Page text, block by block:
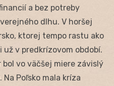
a bez potreby
dlhu. V horšej
ktorej tempo rastu ako
v predkrízovom období.
vo väčšej miere závislý
Poľsko mala kríza